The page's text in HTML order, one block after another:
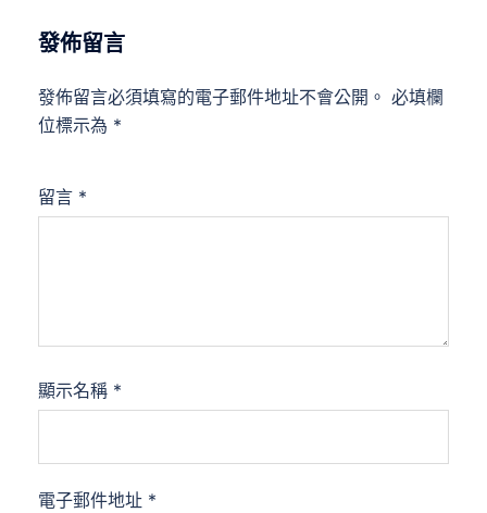
發佈留言
發佈留言必須填寫的電子郵件地址不會公開。 必填欄
位標示為 *
留言 *
顯示名稱 *
電子郵件地址 *